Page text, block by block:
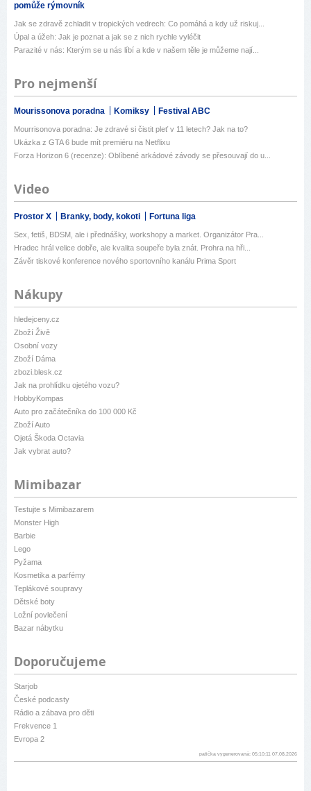
pomůže rýmovník
Jak se zdravě zchladit v tropických vedrech: Co pomáhá a kdy už riskuj...
Úpal a úžeh: Jak je poznat a jak se z nich rychle vyléčit
Parazité v nás: Kterým se u nás líbí a kde v našem těle je můžeme nají...
Pro nejmenší
Mourissonova poradna Komiksy Festival ABC
Mourrisonova poradna: Je zdravé si čistit pleť v 11 letech? Jak na to?
Ukázka z GTA 6 bude mít premiéru na Netflixu
Forza Horizon 6 (recenze): Oblíbené arkádové závody se přesouvají do u...
Video
Prostor X Branky, body, kokoti Fortuna liga
Sex, fetiš, BDSM, ale i přednášky, workshopy a market. Organizátor Pra...
Hradec hrál velice dobře, ale kvalita soupeře byla znát. Prohra na hři...
Závěr tiskové konference nového sportovního kanálu Prima Sport
Nákupy
hledejceny.cz
Zboží Živě
Osobní vozy
Zboží Dáma
zbozi.blesk.cz
Jak na prohlídku ojetého vozu?
HobbyKompas
Auto pro začátečníka do 100 000 Kč
Zboží Auto
Ojetá Škoda Octavia
Jak vybrat auto?
Mimibazar
Testujte s Mimibazarem
Monster High
Barbie
Lego
Pyžama
Kosmetika a parfémy
Teplákové soupravy
Dětské boty
Ložní povlečení
Bazar nábytku
Doporučujeme
Starjob
České podcasty
Rádio a zábava pro děti
Frekvence 1
Evropa 2
patička vygenerovaná: 05:10:11 07.08.2026